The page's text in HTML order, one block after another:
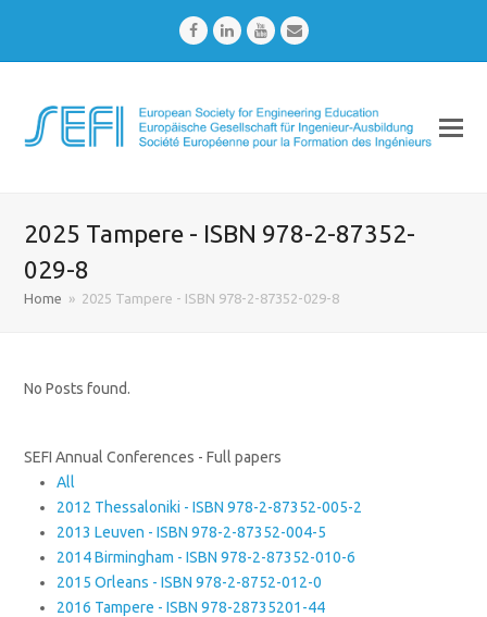
FacebookLinkedInYoutubeEmail
2025 Tampere - ISBN 978-2-87352-
029-8
Home » 2025 Tampere - ISBN 978-2-87352-029-8
No Posts found.
SEFI Annual Conferences - Full papers
All
2012 Thessaloniki - ISBN 978-2-87352-005-2
2013 Leuven - ISBN 978-2-87352-004-5
2014 Birmingham - ISBN 978-2-87352-010-6
2015 Orleans - ISBN 978-2-8752-012-0
2016 Tampere - ISBN 978-28735201-44